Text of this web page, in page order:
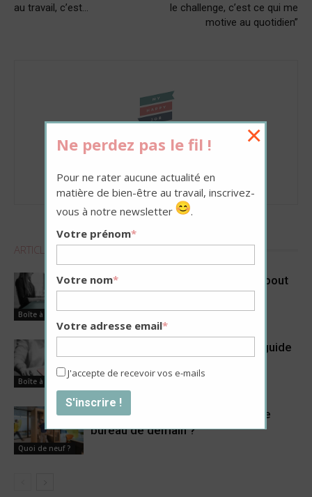
au travail, c’est…
le challenge, c’est ce qui me
motive au quotidien”
http://www.myhappyjob.fr
ARTICLES CONNEXES PLUS DE L'AUTEUR
Boîte à outils
5 bonnes raisons de travailler debout
Boîte à outils
Télétravail et ergonomie : notre guide
Quoi de neuf ?
Flex Office : le bureau flex est-il le
bureau de demain ?
Ne perdez pas le fil !
Pour ne rater aucune actualité en
matière de bien-être au travail, inscrivez-
vous à notre newsletter
.
Votre prénom*
Votre nom*
Votre adresse email*
J'accepte de recevoir vos e-mails
×